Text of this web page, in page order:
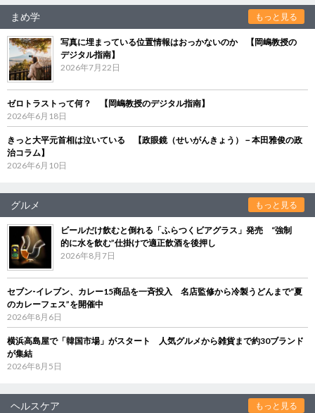
まめ学 もっと見る
写真に埋まっている位置情報はおっかないのか 【岡嶋教授の
デジタル指南】
2026年7月22日
ゼロトラストって何？ 【岡嶋教授のデジタル指南】
2026年6月18日
きっと大平元首相は泣いている 【政眼鏡（せいがんきょう）－本田雅俊の政
治コラム】
2026年6月10日
グルメ もっと見る
ビールだけ飲むと倒れる「ふらつくビアグラス」発売 “強制
的に水を飲む”仕掛けで適正飲酒を後押し
2026年8月7日
セブン‐イレブン、カレー15商品を一斉投入 名店監修から冷製うどんまで“夏
のカレーフェス”を開催中
2026年8月6日
横浜高島屋で「韓国市場」がスタート 人気グルメから雑貨まで約30ブランド
が集結
2026年8月5日
ヘルスケア もっと見る